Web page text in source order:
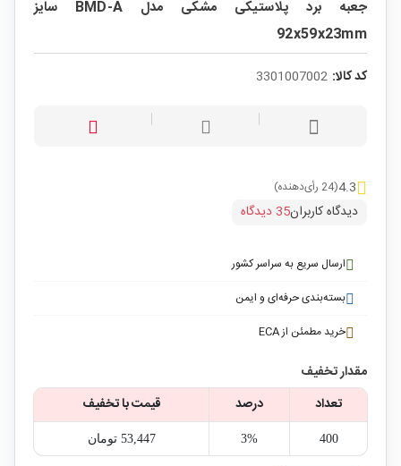
جعبه برد پلاستیکی مشکی مدل BMD-A سایز
92x59x23mm
کد کالا: 3301007002
4.3(24 رأی‌دهنده)
دیدگاه کاربران35 دیدگاه
ارسال سریع به سراسر کشور
بسته‌بندی حرفه‌ای و ایمن
خرید مطمئن از ECA
مقدار تخفیف
تعداد
درصد قیمت با تخفیف
400
3% 53,447‎ تومان